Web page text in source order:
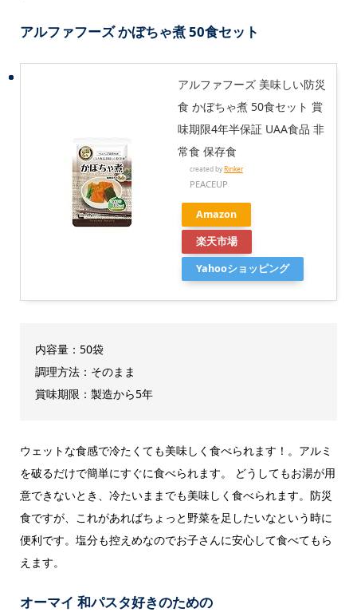
アルファフーズ かぼちゃ煮 50食セット
アルファフーズ 美味しい防災
食 かぼちゃ煮 50食セット 賞
味期限4年半保証 UAA食品 非
常食 保存食
created byRinker
PEACEUP
Amazon
楽天市場
Yahooショッピング
内容量：50袋
調理方法：そのまま
賞味期限：製造から5年
ウェットな食感で冷たくても美味しく食べられます！。アルミ
を破るだけで簡単にすぐに食べられます。 どうしてもお湯が用
意できないとき、冷たいままでも美味しく食べられます。防災
食ですが、これがあればちょっと野菜を足したいなという時に
便利です。塩分も控えめなのでお子さんに安心して食べてもら
えます。
オーマイ 和パスタ好きのための